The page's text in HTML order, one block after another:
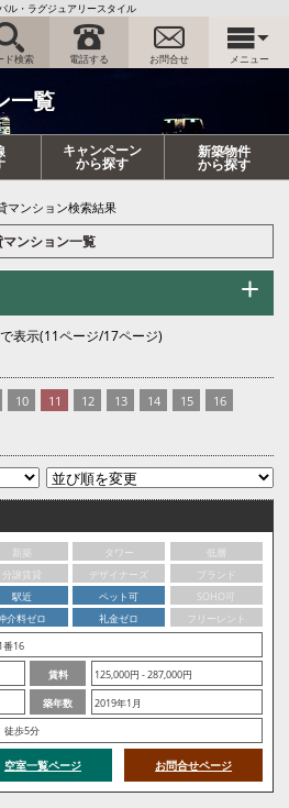
ル・ラグジュアリースタイル
ド検索 電話する お問合せ メニュー
一覧
キャンペーン
から探す
新築物件
から探す
マンション検索結果
ンション一覧
表示(11ページ/17ページ)
10 11 12 13 14 15
16
新築 タワー
低層
分譲賃貸
デザイナーズ
ブランド
駅近
ペット可
SOHO可
介料ゼロ
礼金ゼロ
フリーレント
番16
賃料
125,000円 - 287,000円
築年数
2019年1月
徒歩5分
空室一覧ページ お問合せページ